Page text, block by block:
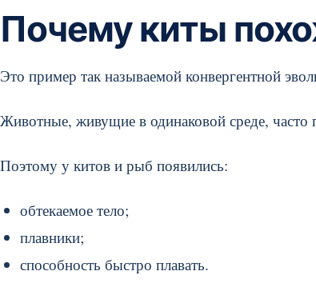
Почему киты
Это пример так называемой конвергентной
Животные, живущие в одинаковой среде,
Поэтому у китов и рыб появились:
обтекаемое тело;
плавники;
способность быстро плавать.